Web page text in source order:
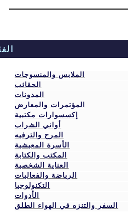
الفئات
الملابس والمنسوجات
الحقائب
المدونات
المؤتمرات والمعارض
إكسسوارات مكتبية
أواني الشراب
المرح والترفيه
الأسرة المعيشية
المكتب والكتابة
العناية الشخصية
الرياضة والفعاليات
التكنولوجيا
الأدوات
والتنزه في الهواء الطلق